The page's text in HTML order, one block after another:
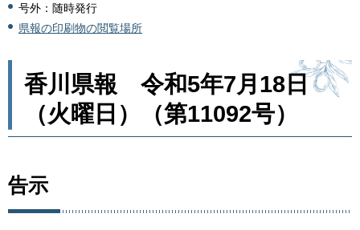
号外：随時発行
県報の印刷物の閲覧場所
香川県報 令和5年7月18日
（火曜日）（第11092号）
告示